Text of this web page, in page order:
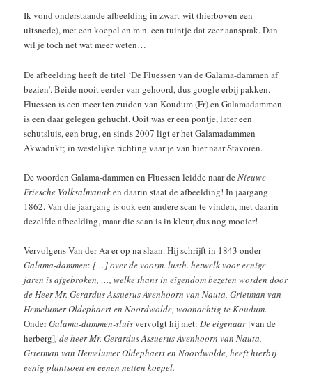
Ik vond onderstaande afbeelding in zwart-wit (hierboven een
uitsnede), met een koepel en m.n. een tuintje dat zeer aansprak. Dan
wil je toch net wat meer weten…
De afbeelding heeft de titel ‘De Fluessen van de Galama-dammen af
bezien’. Beide nooit eerder van gehoord, dus google erbij pakken.
Fluessen is een meer ten zuiden van Koudum (Fr) en Galamadammen
is een daar gelegen gehucht. Ooit was er een pontje, later een
schutsluis, een brug, en sinds 2007 ligt er het Galamadammen
Akwadukt; in westelijke richting vaar je van hier naar Stavoren.
De woorden Galama-dammen en Fluessen leidde naar deNieuwe
Friesche Volksalmanaken daarin staat de afbeelding! In jaargang
1862. Van die jaargang is ook een andere scan te vinden, met daarin
dezelfde afbeelding, maar die scan is in kleur, dus nog mooier!
Vervolgens Van der Aa er op na slaan. Hij schrijft in 1843 onder
Galama-dammen: […] over de voorm. lusth. hetwelk voor eenige
jaren is afgebroken, …, welke thans in eigendom bezeten worden door
de Heer Mr. Gerardus Assuerus Avenhoorn van Nauta, Grietman van
Hemelumer Oldephaert en Noordwolde, woonachtig te Koudum.
OnderGalama-dammen-sluisvervolgt hij met:De eigenaar[van de
herberg], de heer Mr. Gerardus Assuerus Avenhoorn van Nauta,
Grietman van Hemelumer Oldephaert en Noordwolde, heeft hierbij
eenig plantsoen en eenen netten koepel.